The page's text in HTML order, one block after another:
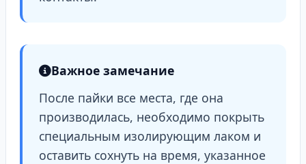
Важное замечание
После пайки все места, где она
производилась, необходимо покрыть
специальным изолирующим лаком и
оставить сохнуть на время, указанное